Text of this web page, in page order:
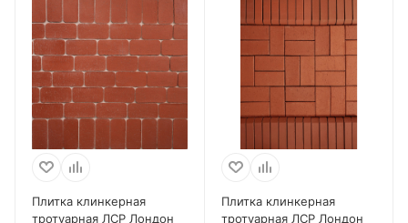
Плитка клинкерная
тротуарная ЛСР Лондон
Плитка клинкерная
тротуарная ЛСР Лондон